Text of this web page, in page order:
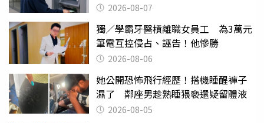
2026-08-07
獨／學霸牙醫槓離職女員工 為3萬元
筆電互控侵占、誣告！他慘勝
2026-08-06
她公開恐怖飛行經歷！搭機睡醒褲子
濕了 鄰座男趁熟睡猥褻還疑留體液
2026-08-05